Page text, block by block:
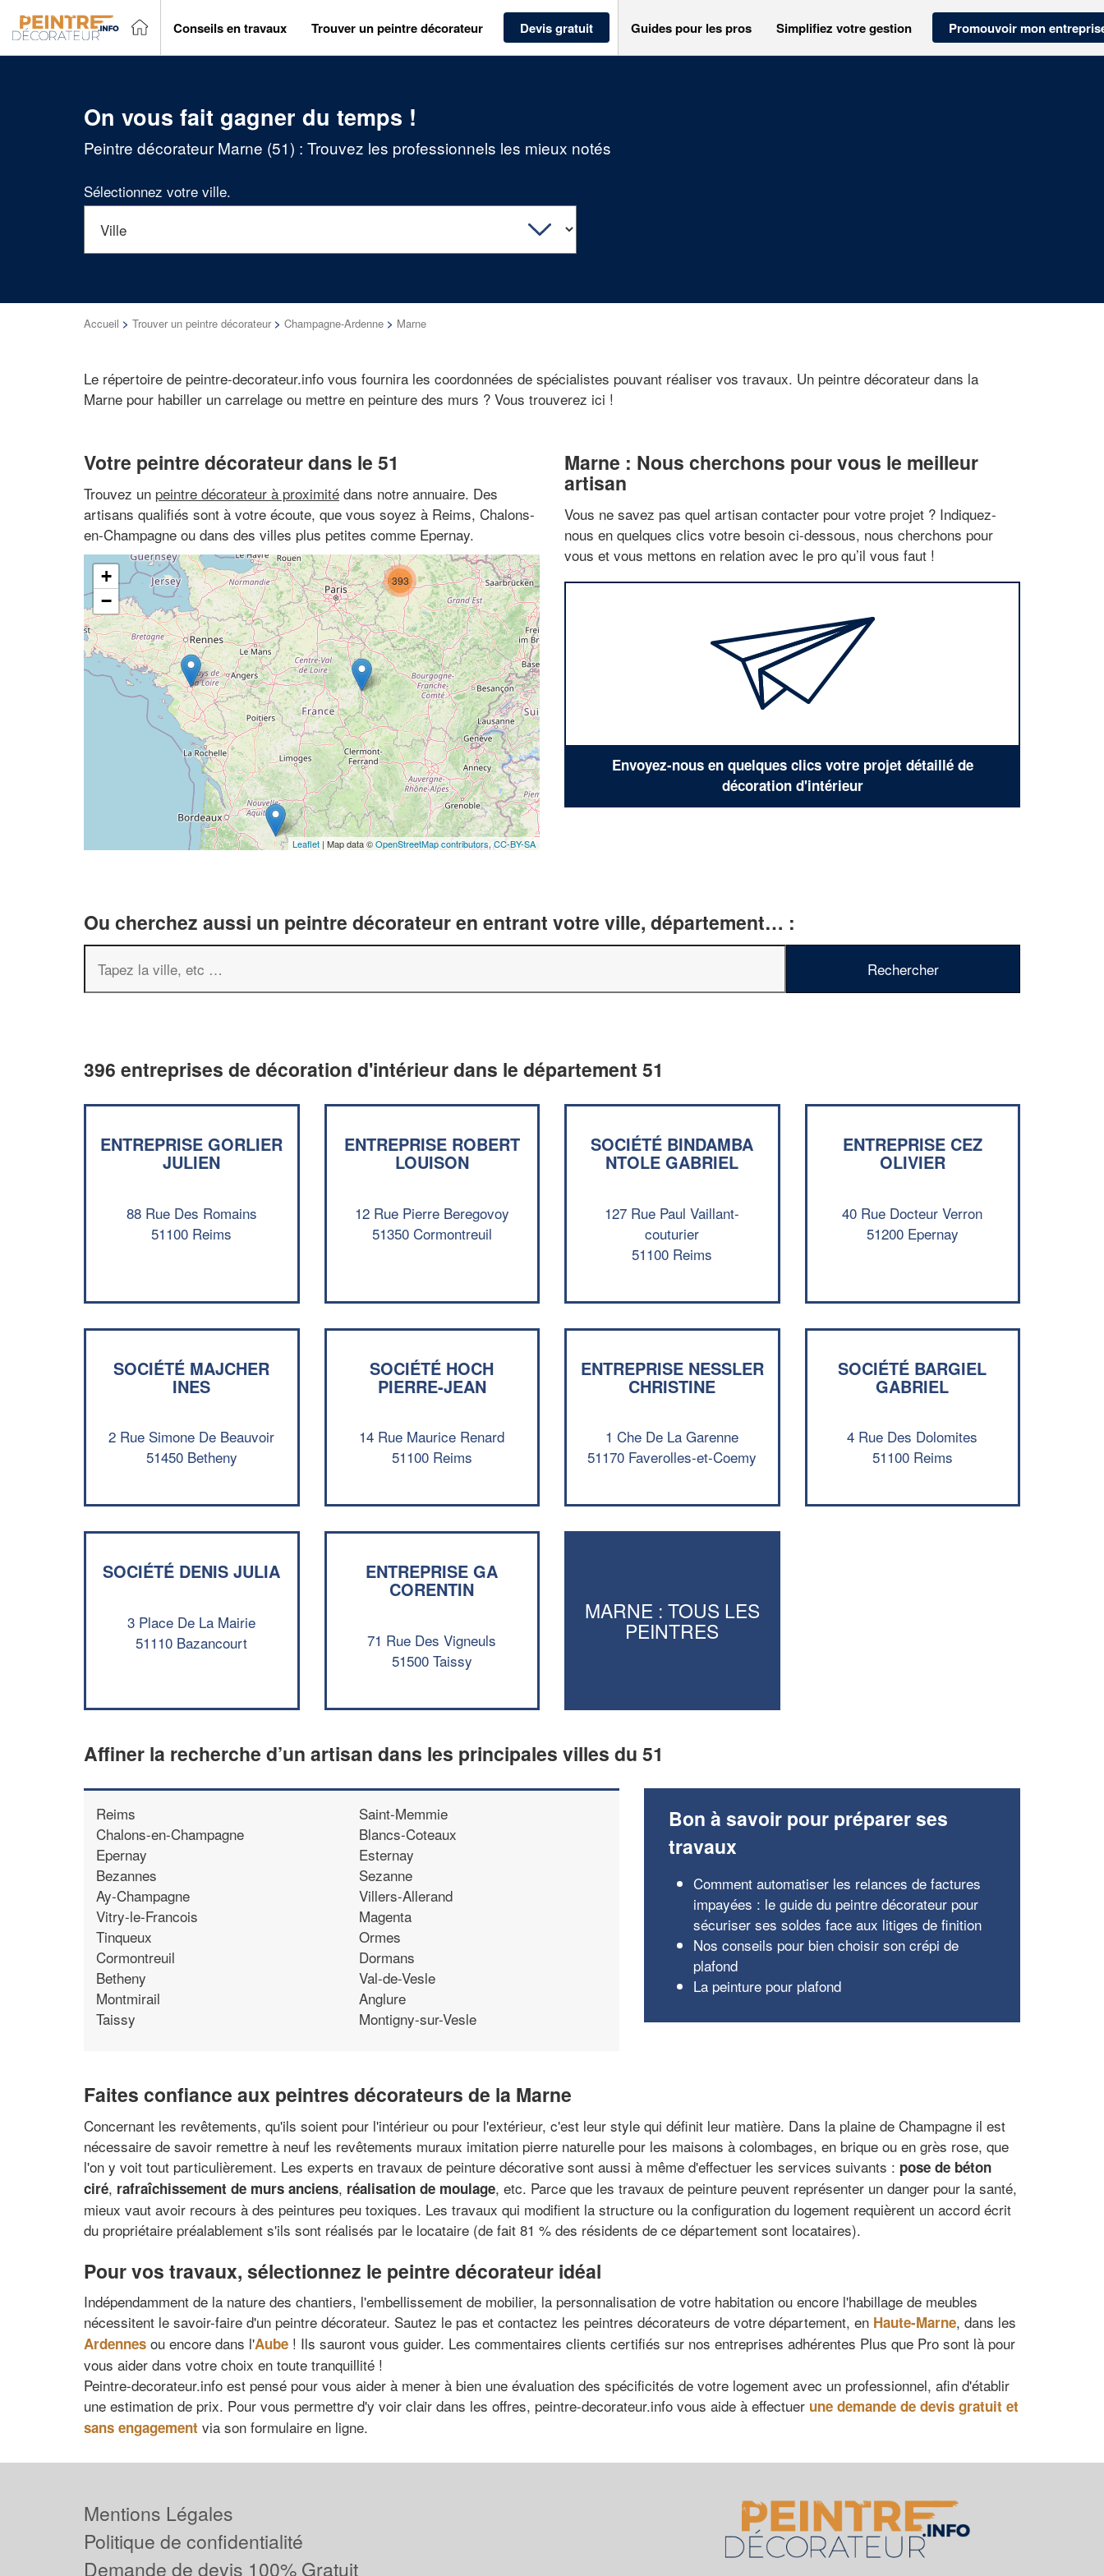
Conseils en travaux Trouver un peintre décorateur Devis gratuit Guides pour les pros Simplifiez votre gestion Promouvoir mon
On vous fait gagner du temps !
Peintre décorateur Marne (51) : Trouvez les professionnels les mieux notés
Sélectionnez votre ville.
Accueil > Trouver un peintre décorateur > Champagne-Ardenne > Marne
Le répertoire de peintre-decorateur.info vous fournira les coordonnées de spécialistes pouvant réaliser vos travaux. Un peintre décorateur dans la
Marne pour habiller un carrelage ou mettre en peinture des murs ? Vous trouverez ici !
Votre peintre décorateur dans le 51
Trouvez un peintre décorateur à proximité dans notre annuaire. Des
artisans qualifiés sont à votre écoute, que vous soyez à Reims, Chalons-
en-Champagne ou dans des villes plus petites comme Epernay.
393
+
−
Leaflet | Map data ©OpenStreetMap contributors,CC-BY-SA
Marne : Nous cherchons pour vous le meilleur
artisan
Vous ne savez pas quel artisan contacter pour votre projet ? Indiquez-
nous en quelques clics votre besoin ci-dessous, nous cherchons pour
vous et vous mettons en relation avec le pro qu’il vous faut !
Envoyez-nous en quelques clics votre projet détaillé de
décoration d'intérieur
Ou cherchez aussi un peintre décorateur en entrant votre ville, département… :
396 entreprises de décoration d'intérieur dans le département 51
ENTREPRISE GORLIER
JULIEN
88 Rue Des Romains
51100 Reims
ENTREPRISE ROBERT
LOUISON
12 Rue Pierre Beregovoy
51350 Cormontreuil
SOCIÉTÉ BINDAMBA
NTOLE GABRIEL
127 Rue Paul Vaillant-
couturier
51100 Reims
ENTREPRISE CEZ
OLIVIER
40 Rue Docteur Verron
51200 Epernay
SOCIÉTÉ MAJCHER
INES
2 Rue Simone De Beauvoir
51450 Betheny
SOCIÉTÉ HOCH
PIERRE-JEAN
14 Rue Maurice Renard
51100 Reims
ENTREPRISE NESSLER
CHRISTINE
1 Che De La Garenne
51170 Faverolles-et-Coemy
SOCIÉTÉ BARGIEL
GABRIEL
4 Rue Des Dolomites
51100 Reims
SOCIÉTÉ DENIS JULIA
3 Place De La Mairie
51110 Bazancourt
ENTREPRISE GA
CORENTIN
71 Rue Des Vigneuls
51500 Taissy
MARNE : TOUS LES
PEINTRES
Affiner la recherche d’un artisan dans les principales villes du 51
Reims
Chalons-en-Champagne
Epernay
Bezannes
Ay-Champagne
Vitry-le-Francois
Tinqueux
Cormontreuil
Betheny
Montmirail
Taissy
Saint-Memmie
Blancs-Coteaux
Esternay
Sezanne
Villers-Allerand
Magenta
Ormes
Dormans
Val-de-Vesle
Anglure
Montigny-sur-Vesle
Bon à savoir pour préparer ses
travaux
Comment automatiser les relances de factures
impayées : le guide du peintre décorateur pour
sécuriser ses soldes face aux litiges de finition
Nos conseils pour bien choisir son crépi de
plafond
La peinture pour plafond
Faites confiance aux peintres décorateurs de la Marne
Concernant les revêtements, qu'ils soient pour l'intérieur ou pour l'extérieur, c'est leur style qui définit leur matière. Dans la plaine de Champagne il est
nécessaire de savoir remettre à neuf les revêtements muraux imitation pierre naturelle pour les maisons à colombages, en brique ou en grès rose, que
l'on y voit tout particulièrement. Les experts en travaux de peinture décorative sont aussi à même d'effectuer les services suivants : pose de béton
ciré, rafraîchissement de murs anciens, réalisation de moulage, etc. Parce que les travaux de peinture peuvent représenter un danger pour la santé,
mieux vaut avoir recours à des peintures peu toxiques. Les travaux qui modifient la structure ou la configuration du logement requièrent un accord écrit
du propriétaire préalablement s'ils sont réalisés par le locataire (de fait 81 % des résidents de ce département sont locataires).
Pour vos travaux, sélectionnez le peintre décorateur idéal
Indépendamment de la nature des chantiers, l'embellissement de mobilier, la personnalisation de votre habitation ou encore l'habillage de meubles
nécessitent le savoir-faire d'un peintre décorateur. Sautez le pas et contactez les peintres décorateurs de votre département, en Haute-Marne, dans les
Ardennes ou encore dans l'Aube ! Ils sauront vous guider. Les commentaires clients certifiés sur nos entreprises adhérentes Plus que Pro sont là pour
vous aider dans votre choix en toute tranquillité !
Peintre-decorateur.info est pensé pour vous aider à mener à bien une évaluation des spécificités de votre logement avec un professionnel, afin d'établir
une estimation de prix. Pour vous permettre d'y voir clair dans les offres, peintre-decorateur.info vous aide à effectuer une demande de devis gratuit et
sans engagement via son formulaire en ligne.
Vous êtes un
professionnel ?
Augmentez votrechiffre d'affaires
margestout en gagnant de
En savoir plus
Mentions Légales
Politique de confidentialité
Demande de devis 100% Gratuit